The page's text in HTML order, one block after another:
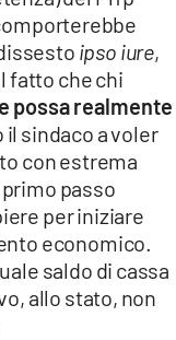
ipso iure,
fatto che chi
possa realmente
il sindaco a voler
con estrema
passo
per iniziare
economico.
saldo di cassa
allo stato, non